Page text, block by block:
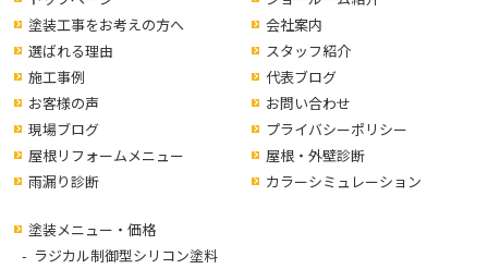
塗装工事をお考えの方へ
選ばれる理由
会社案内
スタッフ紹介
施工事例
お客様の声
現場ブログ
代表ブログ
お問い合わせ
プライバシーポリシー
屋根リフォームメニュー
雨漏り診断
屋根・外壁診断
カラーシミュレーション
塗装メニュー・価格
ラジカル制御型シリコン塗料